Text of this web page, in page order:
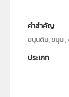
คำสำคัญ
ขนุนดิน, ขนุน
ประเภท
สถาบันส่งเส